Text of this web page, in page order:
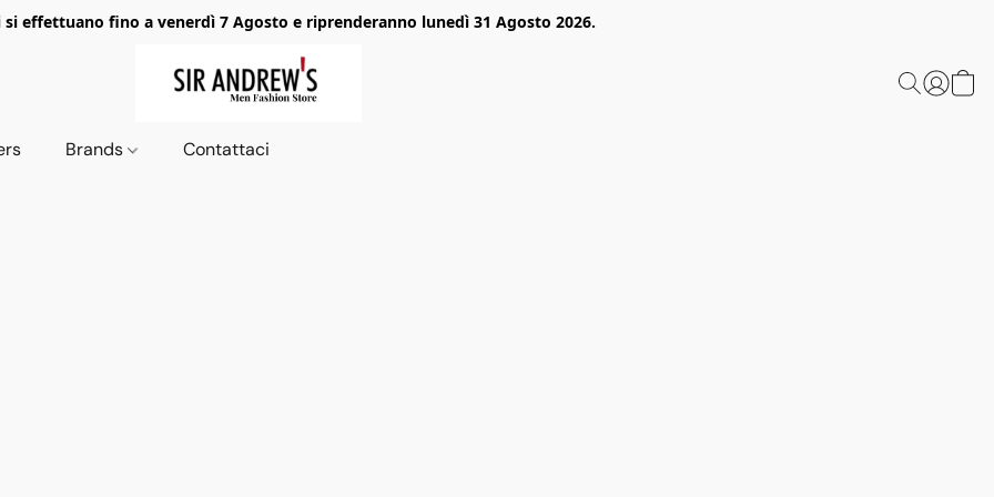
si effettuano fino a venerdì 7 Agosto e riprenderanno lunedì 31 Agosto 2026.
Brands Contattaci